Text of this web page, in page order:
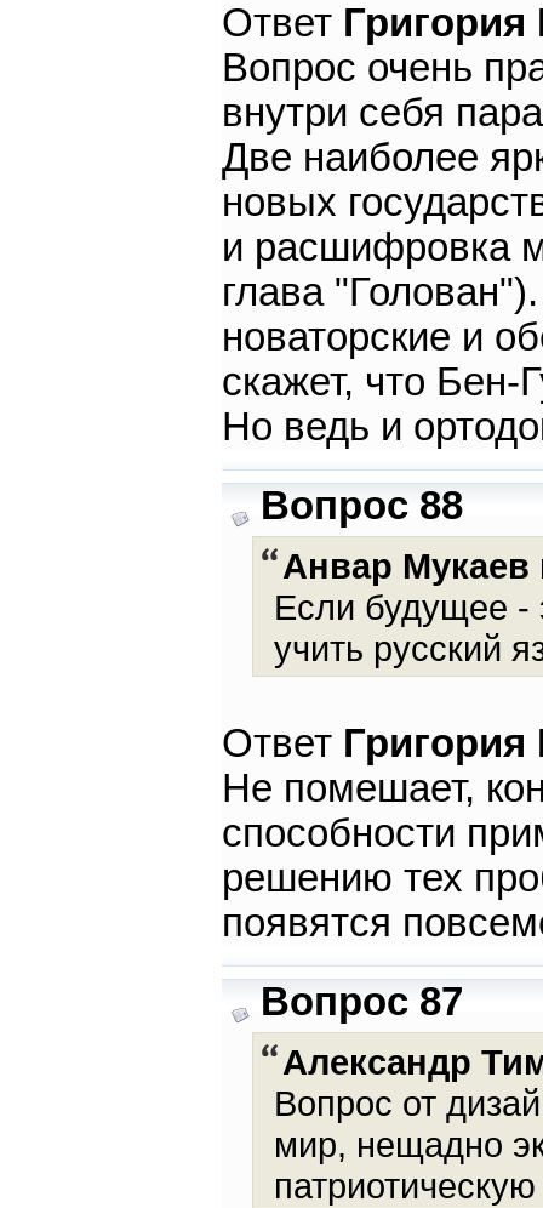
Ответ
Вопрос очень
внутри себя
Две наиболее
новых
и расшифровка
глава
новаторские и
скажет, что
Но ведь и
Вопрос 88
Анвар Мукаев
Если будущее -
учить русский
Ответ
Не помешает,
способности
решению тех
появятся
Вопрос 87
Александр
Вопрос от
мир, нещадно